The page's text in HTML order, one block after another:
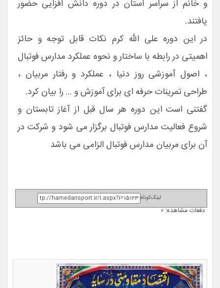
و خانم از سراسر استان در دوره دانش افزایی حضور
یافتند‌.
در این دوره علی الله کرم نکات قابل توجه و حائز
اهمیتی در رابطه با ساختار و نحوه عملکرد مدارس فوتبال
، اصول آموزشی روز دنیا ، عملکرد و رفتار مربیان ،
طراحی تمرینات حرفه ای برای آموزش و ... را بیان کرد.
گفتنی است این دوره هر سال قبل از آغاز تابستان و
شروع فعالیت مدارس فوتبال برگزار می شود و شرکت در
آن برای مربیان مدارس فوتبال الزامی می باشد
لینک‌کوتاه
دفعات مشاهده: 0